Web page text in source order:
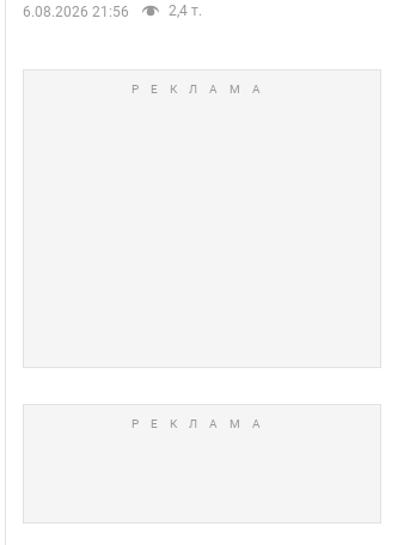
6.08.2026 21:56 2,4 т.